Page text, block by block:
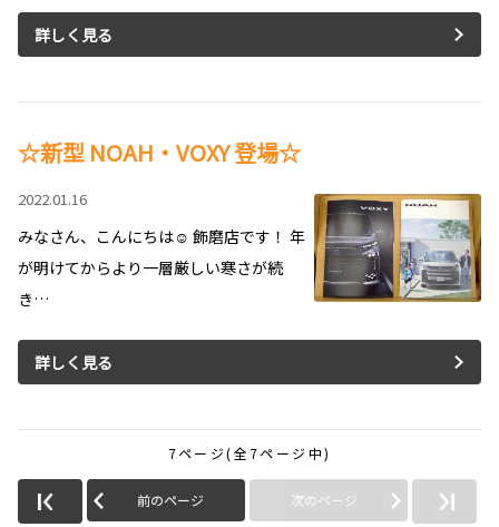
詳しく見る
☆新型 NOAH・VOXY 登場☆
2022.01.16
みなさん、こんにちは☺ 飾磨店です！ 年
が明けてからより一層厳しい寒さが続
き…
詳しく見る
7ページ(全7ページ中)
前のページ 次のページ